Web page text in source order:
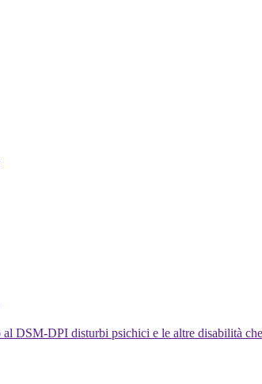
I disturbi psichici e le altre disabilità